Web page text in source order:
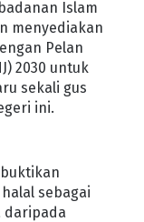
Islam
menyediakan
Pelan
2030 untuk
sekali gus
ini.
sebagai
daripada